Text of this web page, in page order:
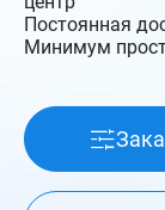
Постоянная
Минимум